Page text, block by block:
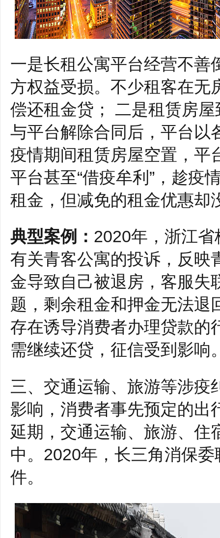
一是长租公寓平台经营不善
方权益受损。不少租客在无
偿还租金贷； 二是租赁房
与平台解除合同后，平台以
疫情期间租赁房屋空置，平
平台甚至“借疫牟利”，趁疫
租金，但减免的租金优惠却
典型案例： 2020年，浙江
有关青客公寓的投诉，反映
金导致自己被退房，客服失
题，剩余租金和押金无法退
存在诱导消费者办理贷款的
需继续还贷，征信受到影响
三、交通运输、旅游等涉疫
影响，消费者事先预定的出
延期，交通运输、旅游、住
中。2020年，长三角消保
件。